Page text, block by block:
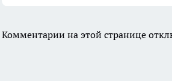
Комментарии на этой странице